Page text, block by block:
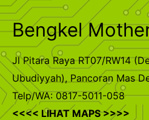
Bengkel
Jl Pitara Raya RT07/RW14
Ubudiyyah), Pancoran Mas
Telp/WA: 0817-5011-058
<<<< LIHAT MAPS >>>>